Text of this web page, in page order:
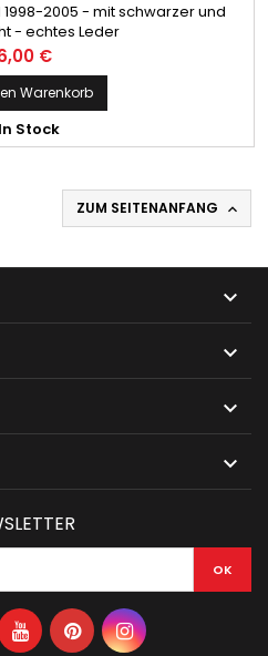
2005 - mit schwarzer und
- echtes Leder
€
Warenkorb
In Stock
ZUM SEITENANFANG 



